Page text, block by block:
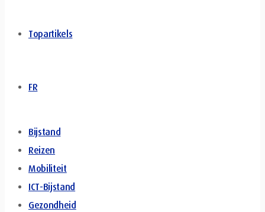
Topartikels
FR
Bijstand
Reizen
Mobiliteit
ICT-Bijstand
Gezondheid